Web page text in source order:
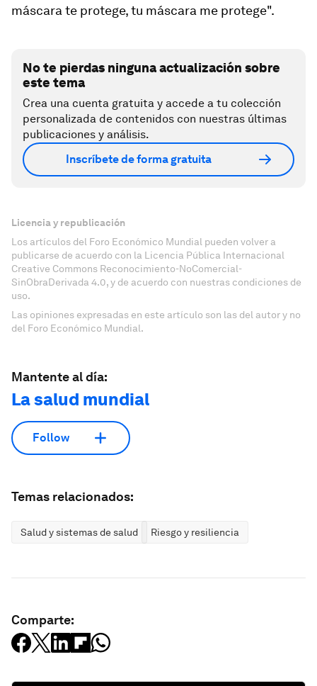
máscara te protege, tu máscara me protege".
No te pierdas ninguna actualización sobre
este tema
Crea una cuenta gratuita y accede a tu colección
personalizada de contenidos con nuestras últimas
publicaciones y análisis.
Inscríbete de forma gratuita
Licencia y republicación
Los artículos del Foro Económico Mundial pueden volver a
publicarse de acuerdo con la Licencia Pública Internacional
Creative Commons Reconocimiento-NoComercial-
SinObraDerivada 4.0, y de acuerdo con nuestras condiciones de
uso.
Las opiniones expresadas en este artículo son las del autor y no
del Foro Económico Mundial.
Mantente al día:
La salud mundial
Follow
Temas relacionados:
Salud y sistemas de salud Riesgo y resiliencia
Comparte: